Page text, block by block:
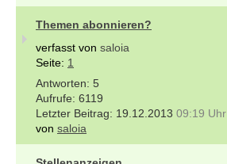
Themen abonnieren?
verfasst von saloia
Seite: 1
5
6119
19.12.2013 09:19 Uhr
von saloia